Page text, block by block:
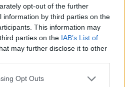
opt-out of the further
information by third parties on the
This information may
parties on the IAB’s List of
may further disclose it to other
app uses one or more Google
Opt Outs